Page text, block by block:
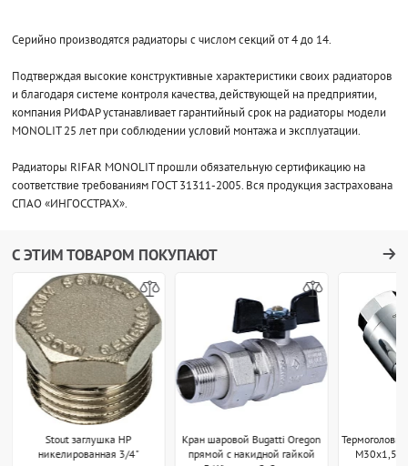
Серийно производятся радиаторы с числом секций от 4 до 14.
Подтверждая высокие конструктивные характеристики своих радиаторов
и благодаря системе контроля качества, действующей на предприятии,
компания РИФАР устанавливает гарантийный срок на радиаторы модели
MONOLIT 25 лет при соблюдении условий монтажа и эксплуатации.
Радиаторы RIFAR MONOLIT прошли обязательную сертификацию на
соответствие требованиям ГОСТ 31311-2005. Вся продукция застрахована
СПАО «ИНГОССТРАХ».
С ЭТИМ ТОВАРОМ ПОКУПАЮТ
Stout заглушка НР
никелированная 3/4"
Кран шаровой Bugatti Oregon
прямой с накидной гайкой
M30x1,5